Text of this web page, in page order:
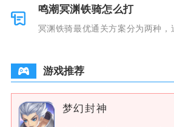
鸣潮冥渊铁骑怎么打
冥渊铁骑最优通关方案分为两种，
游戏推荐
梦幻封神